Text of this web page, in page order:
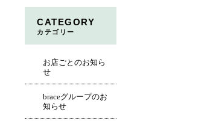
CATEGORY
カテゴリー
お店ごとのお知ら
せ
braceグループのお
知らせ